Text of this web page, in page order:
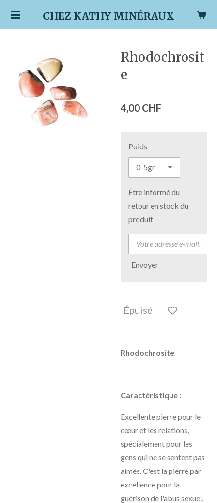
Passer
CHEZ KATHY MINÉRAUX
Rhodochrosit
e
4,00 CHF
Poids
Être informé du
retour en stock du
produit
Envoyer
Épuisé
Rhodochrosite
Caractéristique :
Excellente pierre pour le
cœur et les relations,
spécialement pour les
gens qui ne se sentent pas
aimés. C'est la pierre par
excellence pour la
guérison de l'abus sexuel.